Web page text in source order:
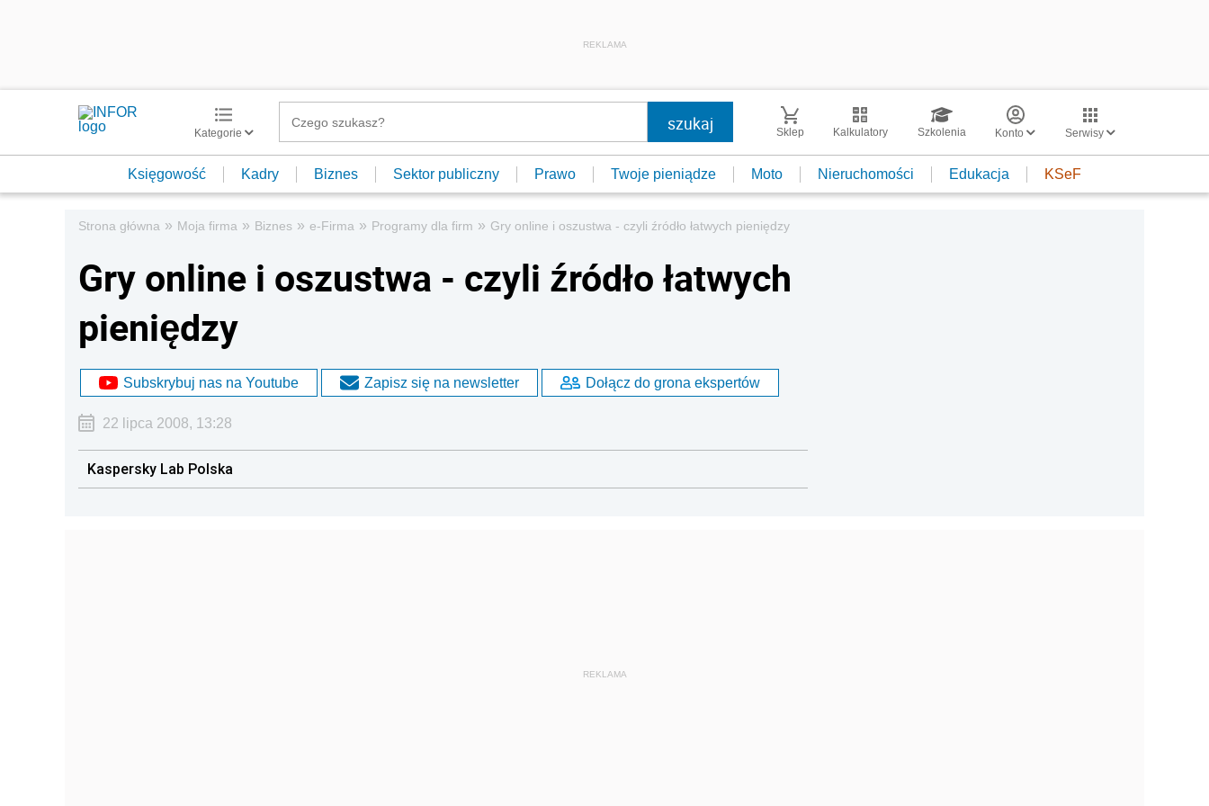
REKLAMA
Kategorie Sklep Kalkulatory Szkolenia Konto Serwisy
Księgowość Kadry Biznes Sektor publiczny Prawo Twoje pieniądze Moto Nieruchomości Edukacja KSeF
Strona główna » Moja firma » Biznes » e-Firma » Programy dla firm » Gry online i oszustwa - czyli źródło łatwych pieniędzy
Gry online i oszustwa - czyli źródło łatwych
pieniędzy
Subskrybuj nas na Youtube Zapisz się na newsletter Dołącz do grona ekspertów
22 lipca 2008, 13:28
Kaspersky Lab Polska